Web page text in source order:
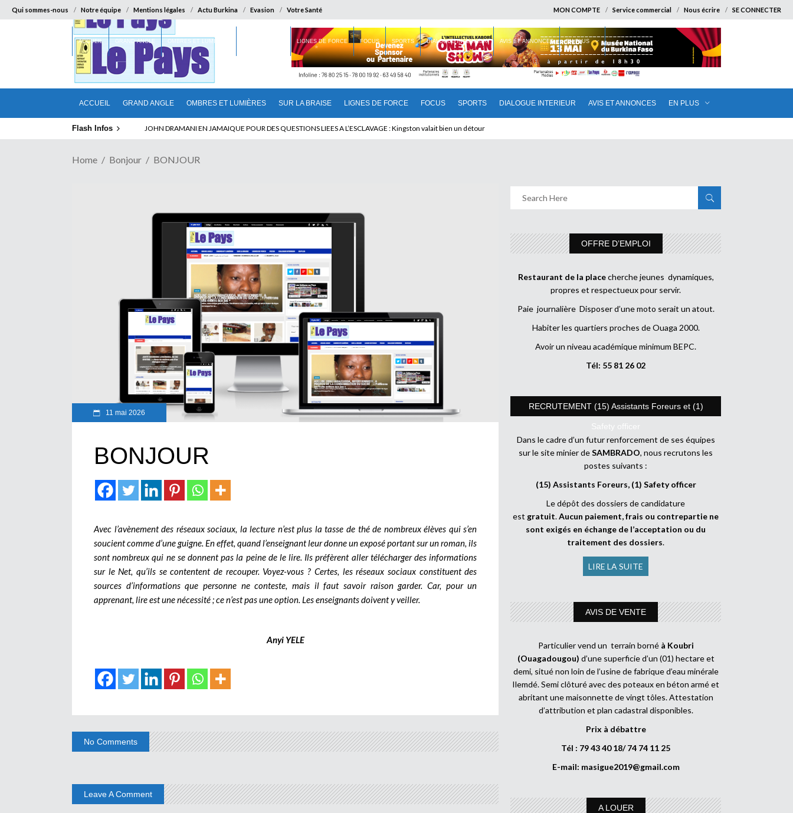
Qui sommes-nous Notre équipe Mentions légales Actu Burkina Evasion Votre Santé MON COMPTE Service commercial Nous écrire SE CONNECTER
ACCUEIL GRAND ANGLE OMBRES ET LUMIÈRES SUR LA BRAISE LIGNES DE FORCE FOCUS SPORTS DIALOGUE INTERIEUR AVIS ET ANNONCES EN PLUS
ACCUEIL GRAND ANGLE OMBRES ET LUMIÈRES LIGNES DE FORCE FOCUS SPORTS DIALOGUE INTERIEUR AVIS ET ANNONCES EN PLUS
Flash Infos ELECTION DE TALON A LA TETE DU SENAT BENINOIS : Quand Patrice quitte le pouvoir sans partir !
Home Bonjour BONJOUR
11 mai 2026
BONJOUR
Avec l’avènement des réseaux sociaux, la lecture n’est plus la tasse de thé de nombreux élèves qui s’en
soucient comme d’une guigne. En effet, quand l’enseignant leur donne un exposé portant sur un roman, ils
sont nombreux qui ne se donnent pas la peine de le lire. Ils préfèrent aller télécharger des informations
sur le Net, qu’ils se contentent de recouper. Voyez-vous ? Certes, les réseaux sociaux constituent des
sources d’informations que personne ne conteste, mais il faut savoir raison garder. Car, pour un
apprenant, lire est une nécessité ; ce n’est pas une option. Les enseignants doivent y veiller.
Anyi YELE
No Comments
Leave A Comment
OFFRE D’EMPLOI
Restaurant de la placecherche jeunes dynamiques,
propres et respectueux pour servir.
Paie journalière Disposer d’une moto serait un atout.
Habiter les quartiers proches de Ouaga 2000.
Avoir un niveau académique minimum BEPC.
Tél: 55 81 26 02
RECRUTEMENT (15) Assistants Foreurs et (1)
Safety officer
Dans le cadre d’un futur renforcement de ses équipes
sur le site minier deSAMBRADO, nous recrutons les
postes suivants :
(15) Assistants Foreurs, (1) Safety officer
Le dépôt des dossiers de candidature
est gratuit.Aucun paiement, frais ou contrepartie ne
sont exigés en échange de l’acceptation ou du
traitement des dossiers.
LIRE LA SUITE
AVIS DE VENTE
Particulier vend un terrain borné à Koubri
(Ouagadougou) d’une superficie d’un (01) hectare et
demi, situé non loin de l’usine de fabrique d’eau minérale
Ilemdé. Semi clôturé avec des poteaux en béton armé et
abritant une maisonnette de vingt tôles. Attestation
d’attribution et plan cadastral disponibles.
Prix à débattre
Tél : 79 43 40 18/ 74 74 11 25
E-mail: masigue2019@gmail.com
A LOUER